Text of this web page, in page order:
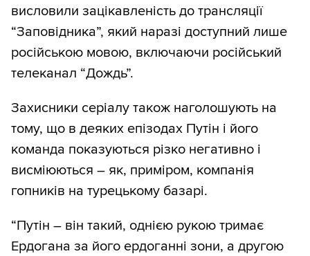
висловили зацікавленість до трансляції
“Заповідника”, який наразі доступний лише
російською мовою, включаючи російський
телеканал “Дождь”.
Захисники серіалу також наголошують на
тому, що в деяких епізодах Путін і його
команда показуються різко негативно і
висміюються – як, приміром, компанія
гопників на турецькому базарі.
“Путін – він такий, однією рукою тримає
Ердогана за його ердоганні зони, а другою